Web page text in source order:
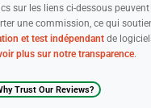
sur les liens ci-dessous
une commission, ce qui
et test indépendant de
plus sur notre transparence.
Trust Our Reviews?